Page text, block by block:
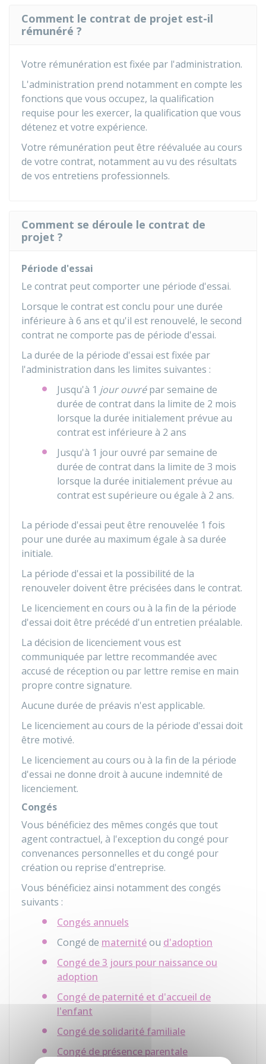
Comment le contrat de projet est-il
rémunéré ?
Votre rémunération est fixée par l'administration.
L'administration prend notamment en compte les
fonctions que vous occupez, la qualification
requise pour les exercer, la qualification que vous
détenez et votre expérience.
Votre rémunération peut être réévaluée au cours
de votre contrat, notamment au vu des résultats
de vos entretiens professionnels.
Comment se déroule le contrat de
projet ?
Période d'essai
Le contrat peut comporter une période d'essai.
Lorsque le contrat est conclu pour une durée
inférieure à 6 ans et qu'il est renouvelé, le second
contrat ne comporte pas de période d'essai.
La durée de la période d'essai est fixée par
l'administration dans les limites suivantes :
Jusqu'à 1 jour ouvrépar semaine de
durée de contrat dans la limite de 2 mois
lorsque la durée initialement prévue au
contrat est inférieure à 2 ans
Jusqu'à 1 jour ouvré par semaine de
durée de contrat dans la limite de 3 mois
lorsque la durée initialement prévue au
contrat est supérieure ou égale à 2 ans.
La période d'essai peut être renouvelée 1 fois
pour une durée au maximum égale à sa durée
initiale.
La période d'essai et la possibilité de la
renouveler doivent être précisées dans le contrat.
Le licenciement en cours ou à la fin de la période
d'essai doit être précédé d'un entretien préalable.
La décision de licenciement vous est
communiquée par lettre recommandée avec
accusé de réception ou par lettre remise en main
propre contre signature.
Aucune durée de préavis n'est applicable.
Le licenciement au cours de la période d'essai doit
être motivé.
Le licenciement au cours ou à la fin de la période
d'essai ne donne droit à aucune indemnité de
licenciement.
Congés
Vous bénéficiez des mêmes congés que tout
agent contractuel, à l'exception du congé pour
convenances personnelles et du congé pour
création ou reprise d'entreprise.
Vous bénéficiez ainsi notamment des congés
suivants :
Congés annuels
Congé de maternitéou d'adoption
Congé de 3 jours pour naissance ou
adoption
Congé de paternité et d'accueil de
l'enfant
Congé de solidarité familiale
Congé de présence parentale